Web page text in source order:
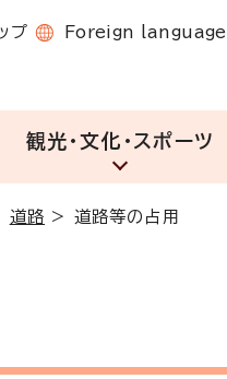
プ Foreign language
観光・文化・スポーツ
道路 > 道路等の占用